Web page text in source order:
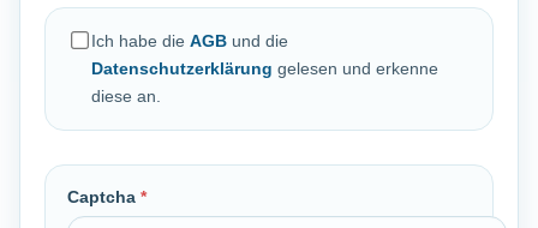
Ich habe die AGB und die
Datenschutzerklärung gelesen und erkenne
diese an.
Captcha *